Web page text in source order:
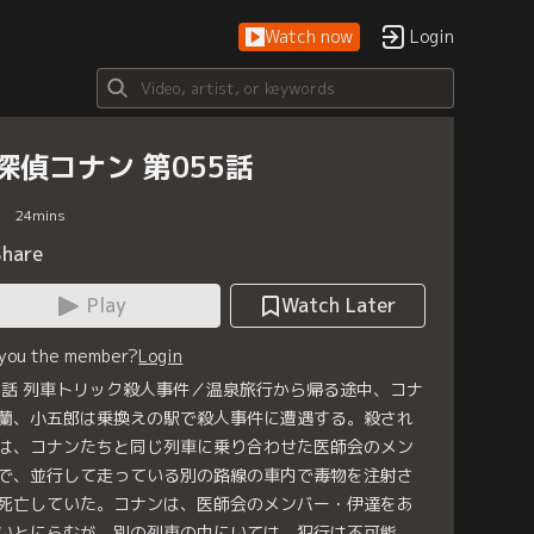
Watch now Login
偵コナン 第055話
24mins
Play
Watch Later
the member?Login
列車トリック殺人事件／温泉旅行から帰る途中、コナ
、小五郎は乗換えの駅で殺人事件に遭遇する。殺され
、コナンたちと同じ列車に乗り合わせた医師会のメン
、並行して走っている別の路線の車内で毒物を注射さ
亡していた。コナンは、医師会のメンバー・伊達をあ